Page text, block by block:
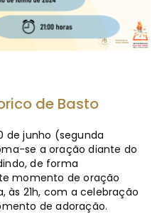
de Basto
de junho (segunda
se a oração diante do
de forma
momento de oração
às 21h, com a celebração
de adoração.